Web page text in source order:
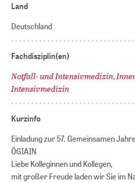
Land
Deutschland
Fachdisziplin(en)
Notfall- und Intensivmedizin,
Intensivmedizin
Kurzinfo
Einladung zur 57. Gemeinsamen
ÖGIAIN
Liebe Kolleginnen und Kollegen,
mit großer Freude laden wir Sie im